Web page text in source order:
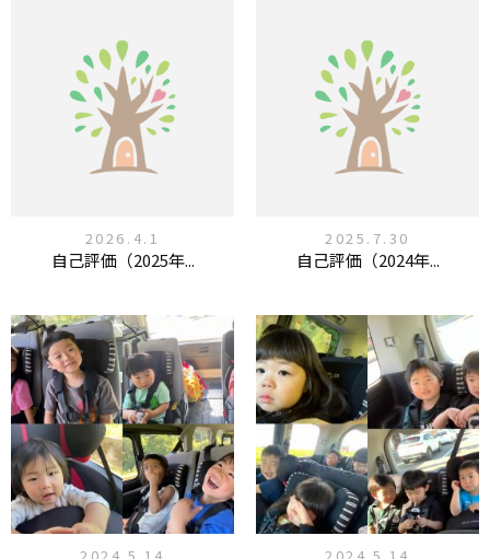
2026.4.1
自己評価（2025年...
2025.7.30
自己評価（2024年...
2024.5.14 2024.5.14